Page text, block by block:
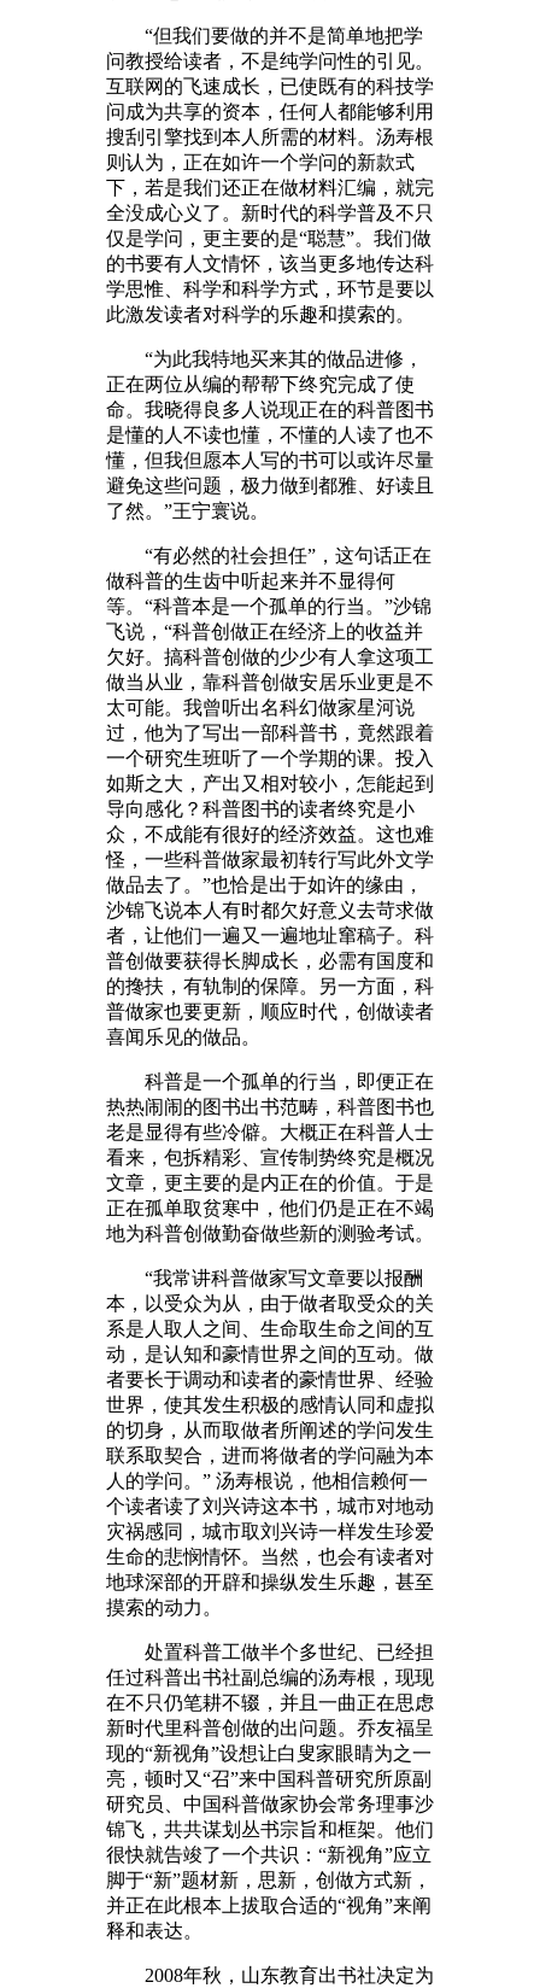
“但我们要做的并不是简单地把学
问教授给读者，不是纯学问性的引见。
互联网的飞速成长，已使既有的科技学
问成为共享的资本，任何人都能够利用
搜刮引擎找到本人所需的材料。汤寿根
则认为，正在如许一个学问的新款式
下，若是我们还正在做材料汇编，就完
全没成心义了。新时代的科学普及不只
仅是学问，更主要的是“聪慧”。我们做
的书要有人文情怀，该当更多地传达科
学思惟、科学和科学方式，环节是要以
此激发读者对科学的乐趣和摸索的。
“为此我特地买来其的做品进修，
正在两位从编的帮帮下终究完成了使
命。我晓得良多人说现正在的科普图书
是懂的人不读也懂，不懂的人读了也不
懂，但我但愿本人写的书可以或许尽量
避免这些问题，极力做到都雅、好读且
了然。”王宁寰说。
“有必然的社会担任”，这句话正在
做科普的生齿中听起来并不显得何
等。“科普本是一个孤单的行当。”沙锦
飞说，“科普创做正在经济上的收益并
欠好。搞科普创做的少少有人拿这项工
做当从业，靠科普创做安居乐业更是不
太可能。我曾听出名科幻做家星河说
过，他为了写出一部科普书，竟然跟着
一个研究生班听了一个学期的课。投入
如斯之大，产出又相对较小，怎能起到
导向感化？科普图书的读者终究是小
众，不成能有很好的经济效益。这也难
怪，一些科普做家最初转行写此外文学
做品去了。”也恰是出于如许的缘由，
沙锦飞说本人有时都欠好意义去苛求做
者，让他们一遍又一遍地址窜稿子。科
普创做要获得长脚成长，必需有国度和
的搀扶，有轨制的保障。另一方面，科
普做家也要更新，顺应时代，创做读者
喜闻乐见的做品。
科普是一个孤单的行当，即便正在
热热闹闹的图书出书范畴，科普图书也
老是显得有些冷僻。大概正在科普人士
看来，包拆精彩、宣传制势终究是概况
文章，更主要的是内正在的价值。于是
正在孤单取贫寒中，他们仍是正在不竭
地为科普创做勤奋做些新的测验考试。
“我常讲科普做家写文章要以报酬
本，以受众为从，由于做者取受众的关
系是人取人之间、生命取生命之间的互
动，是认知和豪情世界之间的互动。做
者要长于调动和读者的豪情世界、经验
世界，使其发生积极的感情认同和虚拟
的切身，从而取做者所阐述的学问发生
联系取契合，进而将做者的学问融为本
人的学问。” 汤寿根说，他相信赖何一
个读者读了刘兴诗这本书，城市对地动
灾祸感同，城市取刘兴诗一样发生珍爱
生命的悲悯情怀。当然，也会有读者对
地球深部的开辟和操纵发生乐趣，甚至
摸索的动力。
处置科普工做半个多世纪、已经担
任过科普出书社副总编的汤寿根，现现
在不只仍笔耕不辍，并且一曲正在思虑
新时代里科普创做的出问题。乔友福呈
现的“新视角”设想让白叟家眼睛为之一
亮，顿时又“召”来中国科普研究所原副
研究员、中国科普做家协会常务理事沙
锦飞，共共谋划丛书宗旨和框架。他们
很快就告竣了一个共识：“新视角”应立
脚于“新”题材新，思新，创做方式新，
并正在此根本上拔取合适的“视角”来阐
释和表达。
2008年秋，山东教育出书社决定为